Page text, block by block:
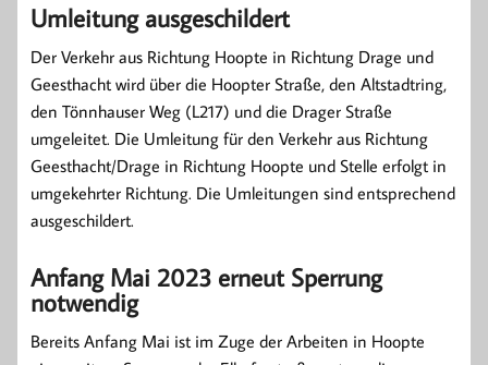
Umleitung ausgeschildert
Der Verkehr aus Richtung Hoopte in Richtung Drage und
Geesthacht wird über die Hoopter Straße, den Altstadtring,
den Tönnhauser Weg (L217) und die Drager Straße
umgeleitet. Die Umleitung für den Verkehr aus Richtung
Geesthacht/Drage in Richtung Hoopte und Stelle erfolgt in
umgekehrter Richtung. Die Umleitungen sind entsprechend
ausgeschildert.
Anfang Mai 2023 erneut Sperrung
notwendig
Bereits Anfang Mai ist im Zuge der Arbeiten in Hoopte